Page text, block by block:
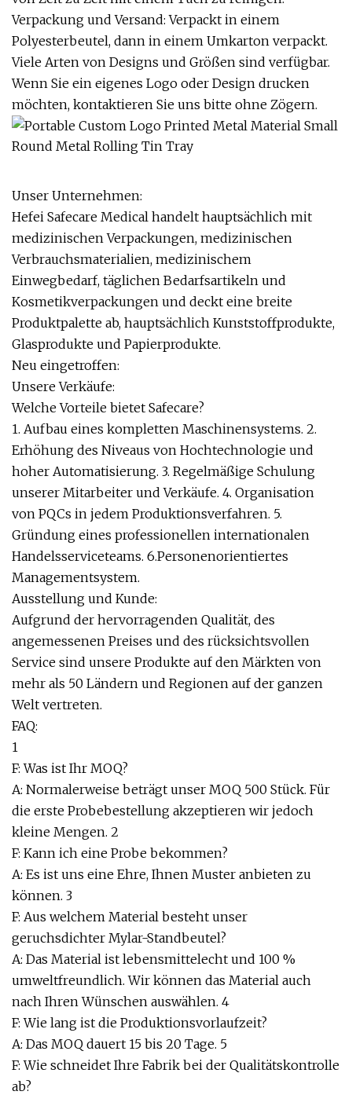
Verpackung und Versand: Verpackt in einem
Polyesterbeutel, dann in einem Umkarton verpackt.
Viele Arten von Designs und Größen sind verfügbar.
Wenn Sie ein eigenes Logo oder Design drucken
möchten, kontaktieren Sie uns bitte ohne Zögern.
Unser Unternehmen:
Hefei Safecare Medical handelt hauptsächlich mit
medizinischen Verpackungen, medizinischen
Verbrauchsmaterialien, medizinischem
Einwegbedarf, täglichen Bedarfsartikeln und
Kosmetikverpackungen und deckt eine breite
Produktpalette ab, hauptsächlich Kunststoffprodukte,
Glasprodukte und Papierprodukte.
Neu eingetroffen:
Unsere Verkäufe:
Welche Vorteile bietet Safecare?
1. Aufbau eines kompletten Maschinensystems. 2.
Erhöhung des Niveaus von Hochtechnologie und
hoher Automatisierung. 3. Regelmäßige Schulung
unserer Mitarbeiter und Verkäufe. 4. Organisation
von PQCs in jedem Produktionsverfahren. 5.
Gründung eines professionellen internationalen
Handelsserviceteams. 6.Personenorientiertes
Managementsystem.
Ausstellung und Kunde:
Aufgrund der hervorragenden Qualität, des
angemessenen Preises und des rücksichtsvollen
Service sind unsere Produkte auf den Märkten von
mehr als 50 Ländern und Regionen auf der ganzen
Welt vertreten.
FAQ:
1
F: Was ist Ihr MOQ?
A: Normalerweise beträgt unser MOQ 500 Stück. Für
die erste Probebestellung akzeptieren wir jedoch
kleine Mengen. 2
F: Kann ich eine Probe bekommen?
A: Es ist uns eine Ehre, Ihnen Muster anbieten zu
können. 3
F: Aus welchem ​​Material besteht unser
geruchsdichter Mylar-Standbeutel?
A: Das Material ist lebensmittelecht und 100 %
umweltfreundlich. Wir können das Material auch
nach Ihren Wünschen auswählen. 4
F: Wie lang ist die Produktionsvorlaufzeit?
A: Das MOQ dauert 15 bis 20 Tage. 5
F: Wie schneidet Ihre Fabrik bei der Qualitätskontrolle
ab?